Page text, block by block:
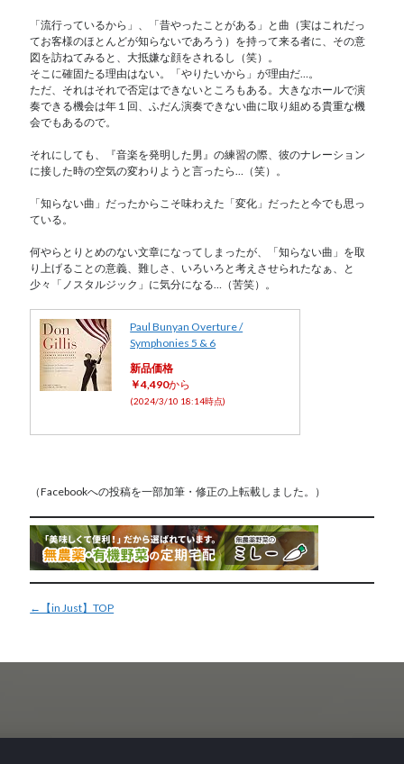
「流行っているから」、「昔やったことがある」と曲（実はこれだっ
てお客様のほとんどが知らないであろう）を持って来る者に、その意
図を訪ねてみると、大抵嫌な顔をされるし（笑）。
そこに確固たる理由はない。「やりたいから」が理由だ…。
ただ、それはそれで否定はできないところもある。大きなホールで演
奏できる機会は年１回、ふだん演奏できない曲に取り組める貴重な機
会でもあるので。
それにしても、『音楽を発明した男』の練習の際、彼のナレーション
に接した時の空気の変わりようと言ったら…（笑）。
「知らない曲」だったからこそ味わえた「変化」だったと今でも思っ
ている。
何やらとりとめのない文章になってしまったが、「知らない曲」を取
り上げることの意義、難しさ、いろいろと考えさせられたなぁ、と
少々「ノスタルジック」に気分になる…（苦笑）。
Paul Bunyan Overture /
Symphonies 5 & 6
新品価格
￥4,490から
(2024/3/10 18:14時点)
（Facebookへの投稿を一部加筆・修正の上転載しました。）
←【in Just】TOP